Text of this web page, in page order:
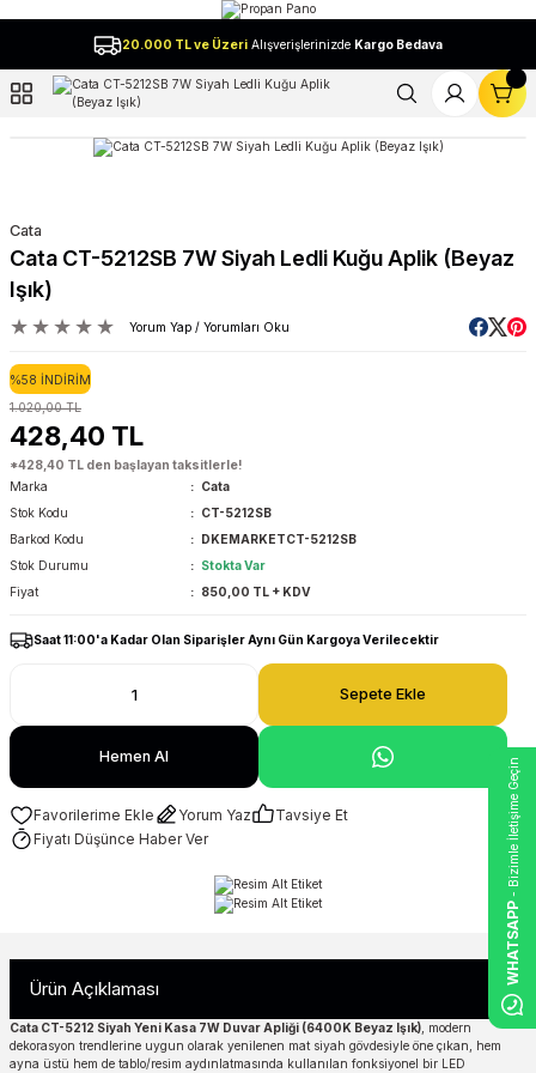
20.000 TL ve Üzeri Alışverişlerinizde Kargo Bedava
Cata
Cata CT-5212SB 7W Siyah Ledli Kuğu Aplik (Beyaz
Işık)
Yorum Yap / Yorumları Oku
%58 İNDİRİM
1.020,00 TL
428,40 TL
*428,40 TL den başlayan taksitlerle!
Marka
Cata
Stok Kodu
CT-5212SB
Barkod Kodu
DKEMARKETCT-5212SB
Stok Durumu
Stokta Var
Fiyat
850,00 TL + KDV
Saat 11:00'a Kadar Olan Siparişler Aynı Gün Kargoya Verilecektir
Sepete Ekle
Hemen Al
Yorum Yaz
Tavsiye Et
Fiyatı Düşünce Haber Ver
Ürün Açıklaması
Cata CT-5212 Siyah Yeni Kasa 7W Duvar Apliği (6400K Beyaz Işık) , modern
dekorasyon trendlerine uygun olarak yenilenen mat siyah gövdesiyle öne çıkan, hem
ayna üstü hem de tablo/resim aydınlatmasında kullanılan fonksiyonel bir LED
WHATSAPP
- Bizimle İletişime Geçin